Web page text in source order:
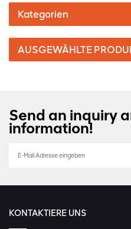
Kategorien
AUSGEWÄHLTE
Send an inquiry
information!
KONTAKTIERE UNS